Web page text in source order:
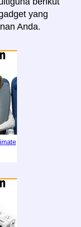
yang
Anda.